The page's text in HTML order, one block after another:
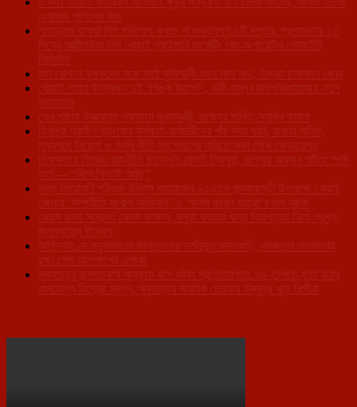
এলাকায় পুলিশের বাধা
পাহাড়সম বকেয়া বিল পরিশোধ করছে না গুরুত্বপূর্ণ ৬টি দপ্তর, প্রশাসনকে ১৫
দিনের আল্টিমেটাম দিল খোয়াই প্রাইমারি মার্কেটিং কো-অপারেটিভ সোসাইটি
লিমিটেড
ধান রোপণে কৃষকদের সঙ্গে মাঠে কৃষিমন্ত্রী রতন লাল নাথ, উন্নত চাষাবাদে জোর
খোয়াই শহরে উদ্বোধন দুই ‘পিঙ্ক টয়লেট’, নারী-বান্ধব জনপরিকাঠামোয় নতুন
সংযোজন
কের পূজায় উজ্জয়ন্ত প্রাসাদে মুখ্যমন্ত্রী, রাজ্যের শান্তি-সমৃদ্ধি কামনা
ত্রিপুরা গ্রামীণ ব্যাংকের কর্মকর্তা-কর্মচারীদের পাঁচ দফা দাবি, বকেয়া সুবিধা,
শূন্যপদে নিয়োগ ও বদলি নীতি সংশোধনের দাবিতে সরব যৌথ ফেডারেশন
শিক্ষকতায় ফিরেও রাজনীতি ছাড়েননি রেবতী ত্রিপুরা, জল্পনার অবসান ঘটিয়ে স্পষ্ট
বার্তা— “বিজেপিতেই আছি”
সন্ত শিরোমণি শ্রীগুরু রবিদাস মহারাজের ৬৫০তম জন্মজয়ন্তী উপলক্ষে খোয়াই
জেলায় ‘সম্প্রীতি সংকল্প অভিযান’ ও ‘কলস বন্ধন যাত্রা’র শুভ সূচনা
মেয়াদ থাকা সত্ত্বেও কেকে ফাঙ্গাস, নলুয়া বাজারে খাদ্য নিরাপত্তা নিয়ে প্রশ্ন,
জনস্বাস্থ্যে উদ্বেগ
অগ্নিকাণ্ডে মনুবাজারের কালাডেপায় ভস্মীভূত বসতবাড়ি, দমকলের তৎপরতায়
রক্ষা পেল আশপাশের এলাকা
সুকান্তের জন্মশতবর্ষে সাব্রুমে বসে আঁকা প্রতিযোগিতা, রঙ-তুলিতে ফুটে উঠল
বাসযোগ্য বিশ্বের স্বপ্ন, সুকান্তের মানবিক চেতনায় উদ্বুদ্ধ খুদে শিল্পীরা